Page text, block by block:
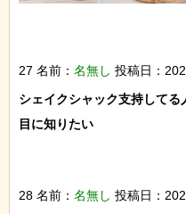
27 名前： 名無し 投稿日：
シェイクシャック支持して
目に知りたい
28 名前： 名無し 投稿日：